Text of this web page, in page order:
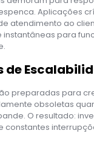
Aplicações
atendimento ao
instantâneas para
de
preparadas para
obsoletas
O resultado:
constantes